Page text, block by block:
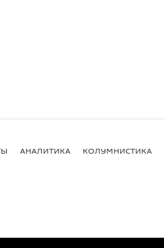
АНАЛИТИКА КОЛУМНИСТИКА